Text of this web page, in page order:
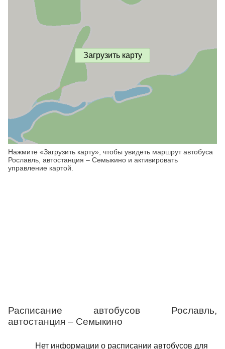
Загрузить карту
Нажмите «Загрузить карту», чтобы увидеть маршрут автобуса
Рославль, автостанция – Семыкино и активировать
управление картой.
Расписание автобусов Рославль,
автостанция – Семыкино
Нет информации о расписании автобусов для